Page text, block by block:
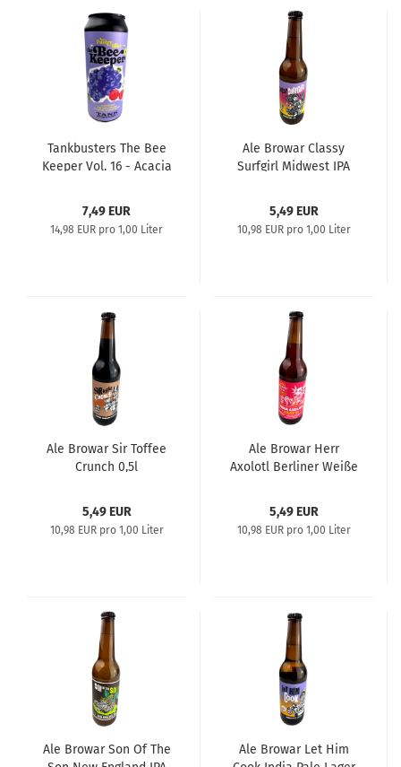
Tankbusters The Bee
Keeper Vol. 16 - Acacia
7,49 EUR
14,98 EUR pro 1,00 Liter
Ale Browar Classy
Surfgirl Midwest IPA
5,49 EUR
10,98 EUR pro 1,00 Liter
Ale Browar Sir Toffee
Crunch 0,5l
5,49 EUR
10,98 EUR pro 1,00 Liter
Ale Browar Herr
Axolotl Berliner Weiße
5,49 EUR
10,98 EUR pro 1,00 Liter
Ale Browar Son Of The
Ale Browar Let Him